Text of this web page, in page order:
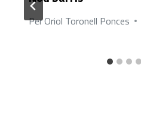
PerOriol Toronell Ponces